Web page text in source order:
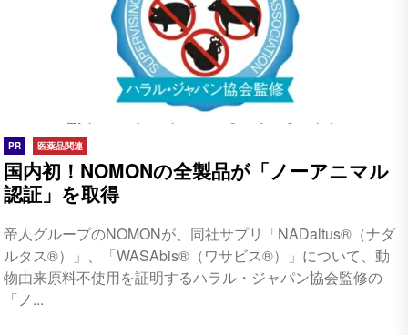
PR 医薬品関連
国内初！NOMONの全製品が「ノーアニマル
認証」を取得
帝人グループのNOMONが、同社サプリ「NADaltus®（ナダ
ルタス®）」、「WASAbis®（ワサビス®）」について、動
物由来原料不使用を証明するハラル・ジャパン協会監修の
「ノ...